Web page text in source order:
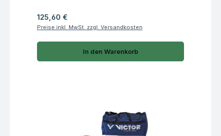
Regulärer Preis:
125,60 €
Preise inkl. MwSt. zzgl. Versandkosten
In den Warenkorb